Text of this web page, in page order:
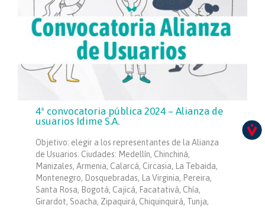
4ª convocatoria pública 2024 – Alianza de
usuarios Idime S.A.
Objetivo: elegir a los representantes de la Alianza
de Usuarios. Ciudades: Medellín, Chinchiná,
Manizales, Armenia, Calarcá, Circasia, La Tebaida,
Montenegro, Dosquebradas, La Virginia, Pereira,
Santa Rosa, Bogotá, Cajicá, Facatativá, Chía,
Girardot, Soacha, Zipaquirá, Chiquinquirá, Tunja,